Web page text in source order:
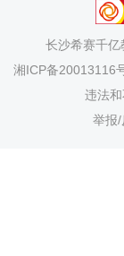
长沙希赛千亿
湘ICP备20013116
违法
举报